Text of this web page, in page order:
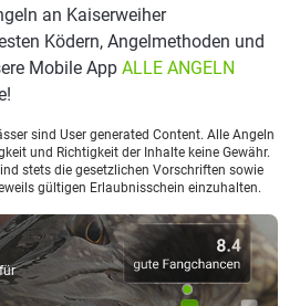
an Kaiserweiher
Ködern, Angelmethoden und
Mobile App ALLE ANGELN
sind User generated Content. Alle Angeln
und Richtigkeit der Inhalte keine Gewähr.
stets die gesetzlichen Vorschriften sowie
gültigen Erlaubnisschein einzuhalten.